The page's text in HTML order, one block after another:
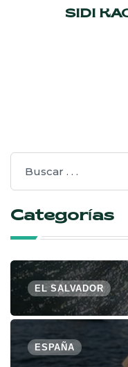
SIDI
Categorías
EL SALVADOR
ESPAÑA